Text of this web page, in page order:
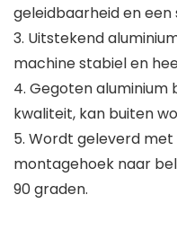
geleidbaarheid en
3. Uitstekend
machine stabiel en
4. Gegoten aluminium
kwaliteit, kan buiten
5. Wordt geleverd
montagehoek naar
90 graden.